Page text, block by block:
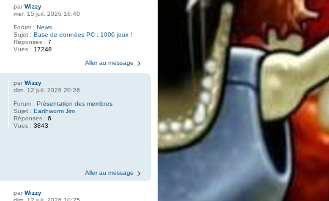
parWizzy
mer. 15 juil. 2026 16:40
Forum :News
Sujet :Base de données PC : 1000 jeux !
Réponses :7
Vues : 17248
Aller au message
parWizzy
dim. 12 juil. 2026 20:26
Forum :Présentation des membres
Sujet :Earthworm Jim
Réponses :6
Vues :3843
Aller au message
parWizzy